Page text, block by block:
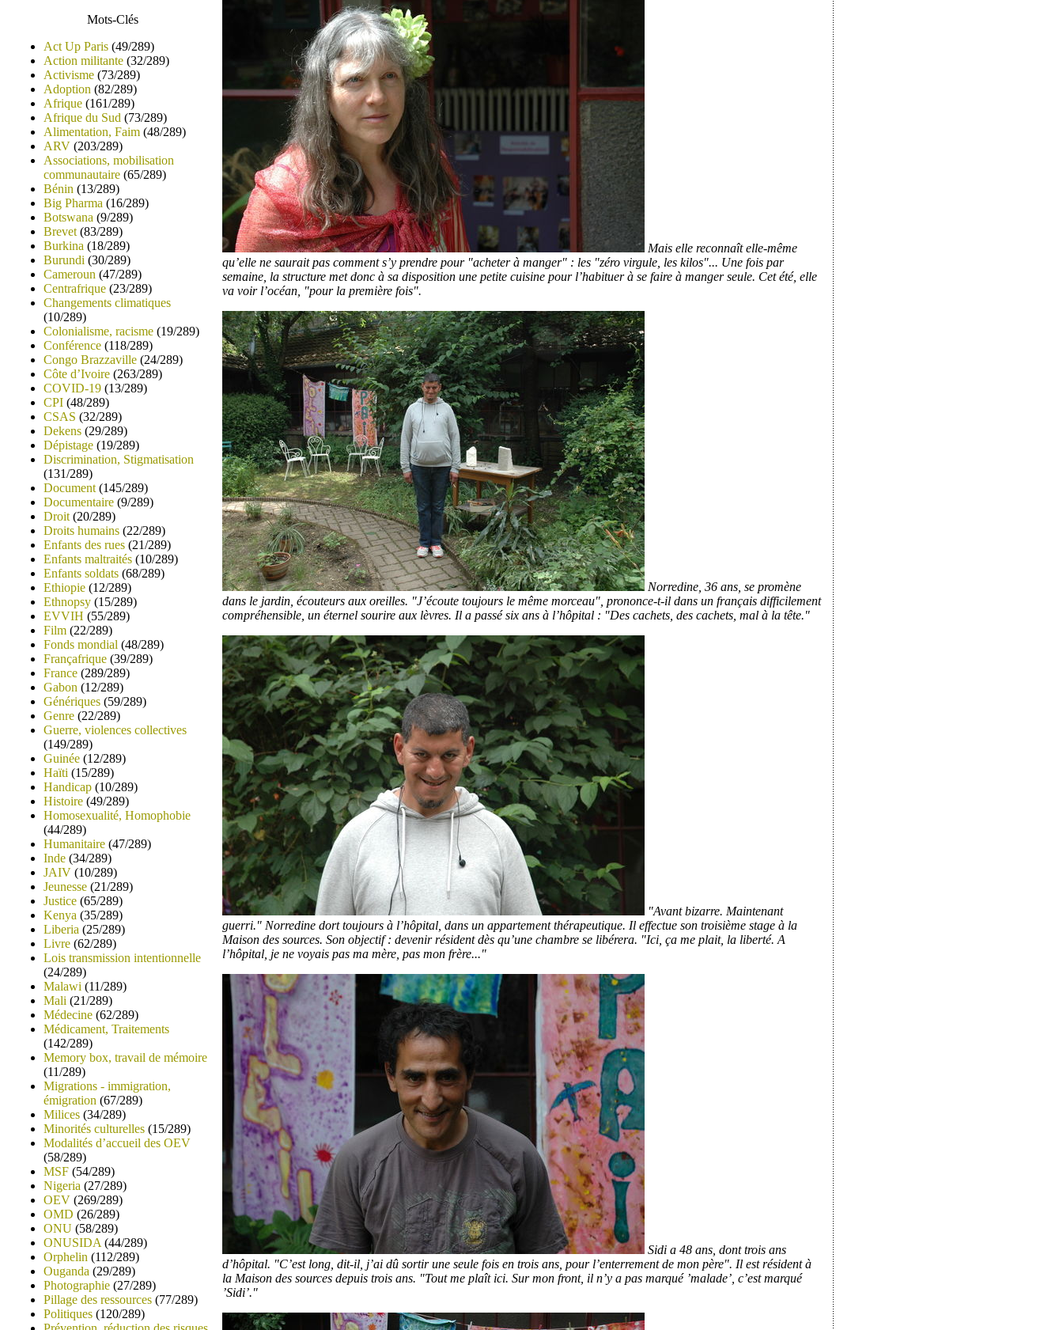
Mots-Clés
Act Up Paris (49/289)
Action militante (32/289)
Activisme (73/289)
Adoption (82/289)
Afrique (161/289)
Afrique du Sud (73/289)
Alimentation, Faim (48/289)
ARV (203/289)
Associations, mobilisation
communautaire (65/289)
Bénin (13/289)
Big Pharma (16/289)
Botswana (9/289)
Brevet (83/289)
Burkina (18/289)
Burundi (30/289)
Cameroun (47/289)
Centrafrique (23/289)
Changements climatiques
(10/289)
Colonialisme, racisme (19/289)
Conférence (118/289)
Congo Brazzaville (24/289)
Côte d’Ivoire (263/289)
COVID-19 (13/289)
CPI (48/289)
CSAS (32/289)
Dekens (29/289)
Dépistage (19/289)
Discrimination, Stigmatisation
(131/289)
Document (145/289)
Documentaire (9/289)
Droit (20/289)
Droits humains (22/289)
Enfants des rues (21/289)
Enfants maltraités (10/289)
Enfants soldats (68/289)
Ethiopie (12/289)
Ethnopsy (15/289)
EVVIH (55/289)
Film (22/289)
Fonds mondial (48/289)
Françafrique (39/289)
France (289/289)
Gabon (12/289)
Génériques (59/289)
Genre (22/289)
Guerre, violences collectives
(149/289)
Guinée (12/289)
Haïti (15/289)
Handicap (10/289)
Histoire (49/289)
Homosexualité, Homophobie
(44/289)
Humanitaire (47/289)
Inde (34/289)
JAIV (10/289)
Jeunesse (21/289)
Justice (65/289)
Kenya (35/289)
Liberia (25/289)
Livre (62/289)
Lois transmission intentionnelle
(24/289)
Malawi (11/289)
Mali (21/289)
Médecine (62/289)
Médicament, Traitements
(142/289)
Memory box, travail de mémoire
(11/289)
Migrations - immigration,
émigration (67/289)
Milices (34/289)
Minorités culturelles (15/289)
Modalités d’accueil des OEV
(58/289)
MSF (54/289)
Nigeria (27/289)
OEV (269/289)
OMD (26/289)
ONU (58/289)
ONUSIDA (44/289)
Orphelin (112/289)
Ouganda (29/289)
Photographie (27/289)
Pillage des ressources (77/289)
Politiques (120/289)
Mais elle reconnaît elle-même
qu’elle ne saurait pas comment s’y prendre pour "acheter à manger" : les "zéro virgule, les kilos"... Une fois par
semaine, la structure met donc à sa disposition une petite cuisine pour l’habituer à se faire à manger seule. Cet été, elle
va voir l’océan, "pour la première fois".
Norredine, 36 ans, se promène
dans le jardin, écouteurs aux oreilles. "J’écoute toujours le même morceau", prononce-t-il dans un français difficilement
compréhensible, un éternel sourire aux lèvres. Il a passé six ans à l’hôpital : "Des cachets, des cachets, mal à la tête."
"Avant bizarre. Maintenant
guerri." Norredine dort toujours à l’hôpital, dans un appartement thérapeutique. Il effectue son troisième stage à la
Maison des sources. Son objectif : devenir résident dès qu’une chambre se libérera. "Ici, ça me plait, la liberté. A
l’hôpital, je ne voyais pas ma mère, pas mon frère..."
Sidi a 48 ans, dont trois ans
d’hôpital. "C’est long, dit-il, j’ai dû sortir une seule fois en trois ans, pour l’enterrement de mon père". Il est résident à
la Maison des sources depuis trois ans. "Tout me plaît ici. Sur mon front, il n’y a pas marqué ’malade’, c’est marqué
’Sidi’."